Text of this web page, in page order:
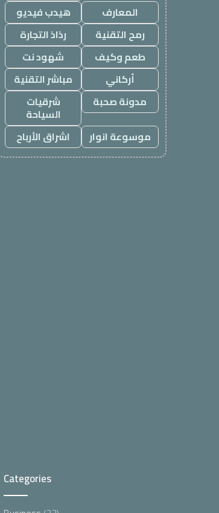
المعارف
هيدب فيديو
رمح التقنية
رذاذ التجارة
طعم وكيف
شهود نت
أركاني
مباشر التقنية
مدونة صحبة
شرقيات
السياحة
موسوعة انوار
اشراق الأرباح
Categories